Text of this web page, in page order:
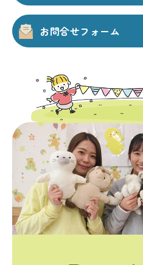
お問合せフォーム